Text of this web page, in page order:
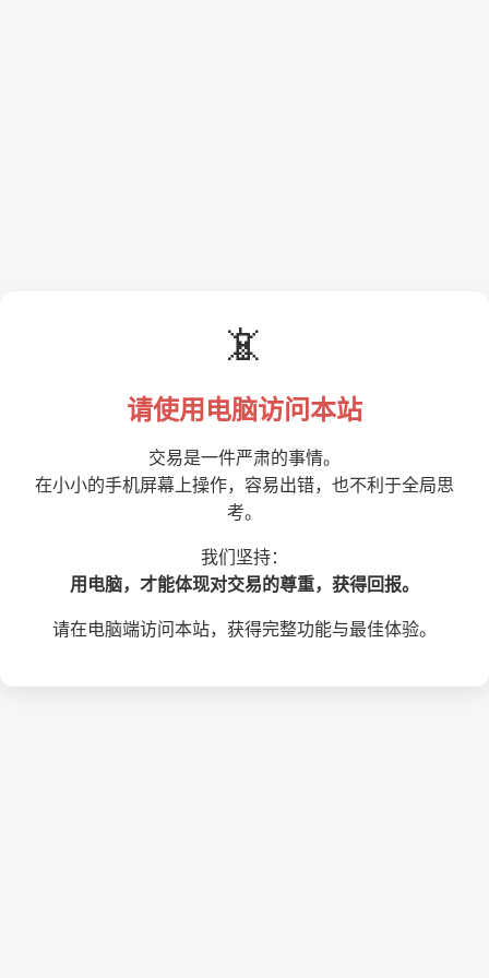
📵
请使用电脑访问本站
交易是一件严肃的事情。
在小小的手机屏幕上操作，容易出错，也不利于全局思
考。
我们坚持：
用电脑，才能体现对交易的尊重，获得回报。
请在电脑端访问本站，获得完整功能与最佳体验。